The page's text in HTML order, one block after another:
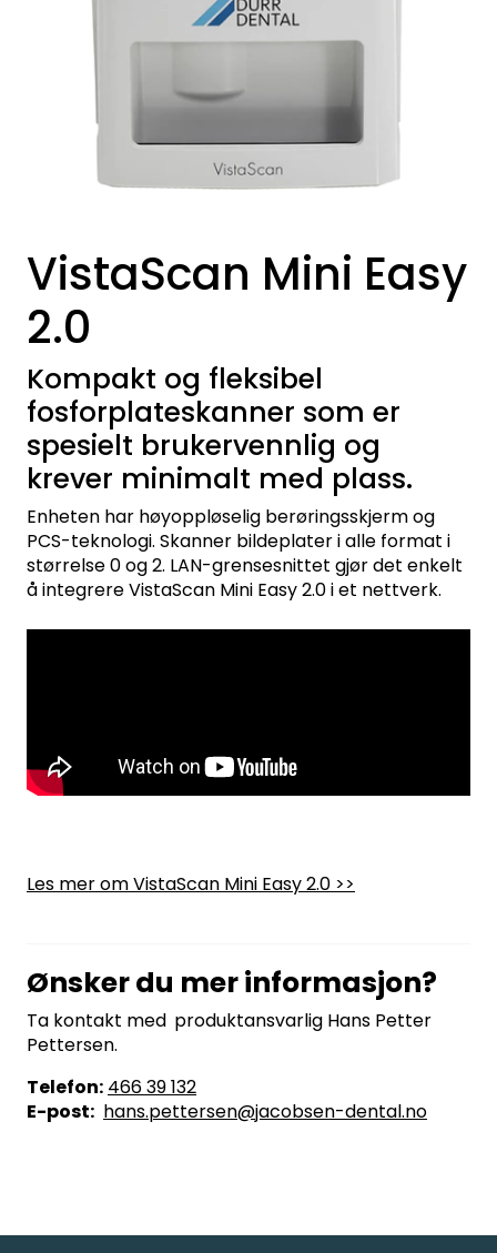
VistaScan Mini Easy
2.0
Kompakt og fleksibel
fosforplateskanner som er
spesielt brukervennlig og
krever minimalt med plass.
Enheten har høyoppløselig berøringsskjerm og
PCS-teknologi. Skanner bildeplater i alle format i
størrelse 0 og 2. LAN-grensesnittet gjør det enkelt
å integrere VistaScan Mini Easy 2.0 i et nettverk.
Les mer om VistaScan Mini Easy 2.0 >>
Ønsker du mer informasjon?
Ta kontakt med produktansvarlig Hans Petter
Pettersen.
Telefon: 466 39 132
E-post: hans.pettersen@jacobsen-dental.no